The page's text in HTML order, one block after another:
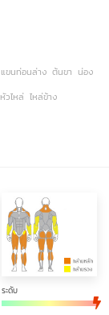
แขนท่อนล่าง ต้นขา น่อง
หัวไหล่ ไหล่ข้าง
ระดับ